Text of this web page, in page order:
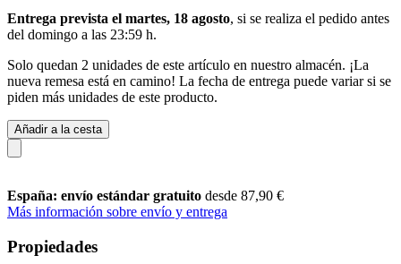
Entrega prevista el martes, 18 agosto, si se realiza el pedido antes
del domingo a las 23:59 h.
Solo quedan 2 unidades de este artículo en nuestro almacén. ¡La
nueva remesa está en camino! La fecha de entrega puede variar si se
piden más unidades de este producto.
Añadir a la cesta
España: envío estándar gratuito desde 87,90 €
Más información sobre envío y entrega
Propiedades